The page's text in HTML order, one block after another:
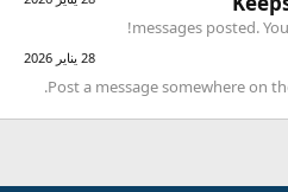
28 يناير 2026
Post a message somewhere on